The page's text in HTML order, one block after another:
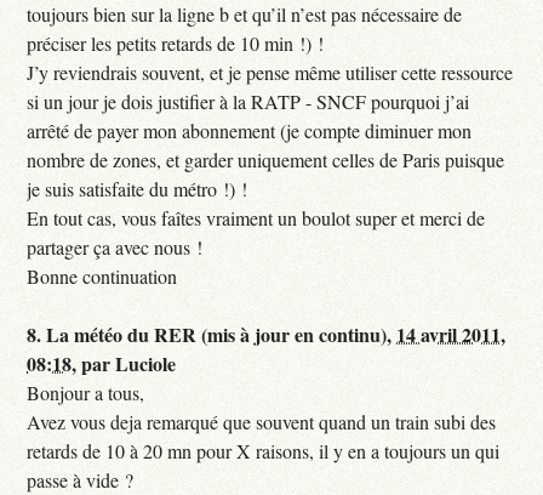
toujours bien sur la ligne b et qu’il n’est pas nécessaire de
préciser les petits retards de 10 min !) !
J’y reviendrais souvent, et je pense même utiliser cette ressource
si un jour je dois justifier à la RATP - SNCF pourquoi j’ai
arrêté de payer mon abonnement (je compte diminuer mon
nombre de zones, et garder uniquement celles de Paris puisque
je suis satisfaite du métro !) !
En tout cas, vous faîtes vraiment un boulot super et merci de
partager ça avec nous !
Bonne continuation
8.La météo du RER (mis à jour en continu), 14 avril 2011,
08:18,parLuciole
Bonjour a tous,
Avez vous deja remarqué que souvent quand un train subi des
retards de 10 à 20 mn pour X raisons, il y en a toujours un qui
passe à vide ?